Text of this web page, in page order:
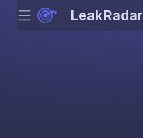
Menu LeakRadar